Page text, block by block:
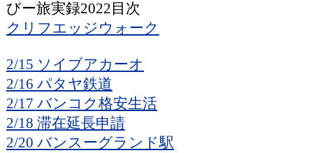
びー旅実録2022目次
クリフエッジウォーク
2/15 ソイブアカーオ
2/16 パタヤ鉄道
2/17 バンコク格安生活
2/18 滞在延長申請
2/20 バンスーグランド駅